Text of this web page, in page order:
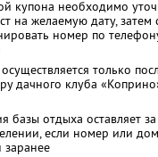
купона необходимо
на желаемую дату, затем
номер по
только
дачного клуба
базы отдыха оставляет
если номер или
заранее